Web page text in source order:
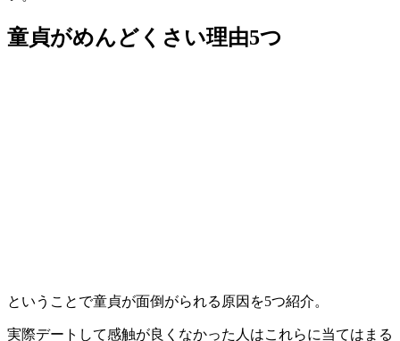
童貞がめんどくさい理由5つ
ということで童貞が面倒がられる原因を5つ紹介。
実際デートして感触が良くなかった人はこれらに当てはまる